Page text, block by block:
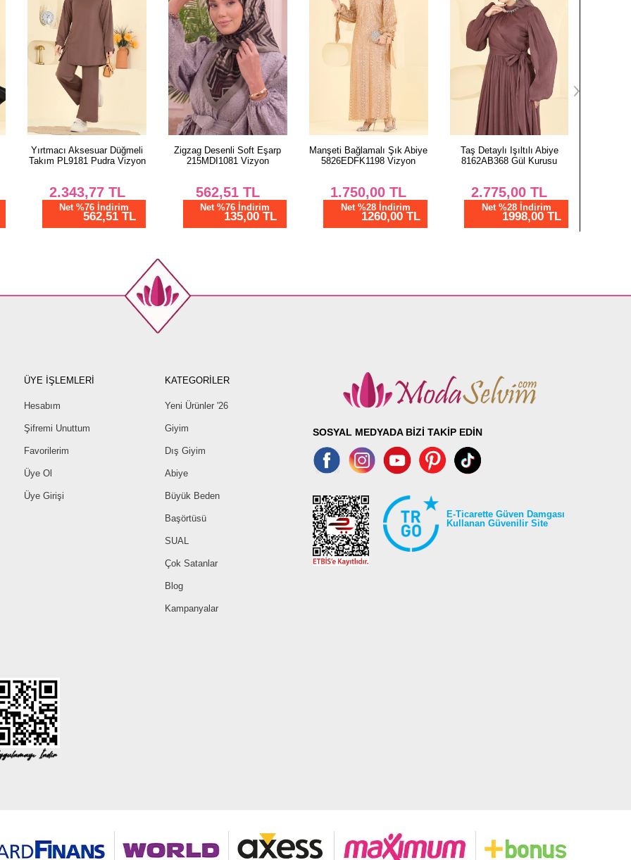
Zigzag Desenli Soft Eşarp
215MDI1081 Vizyon
562,51TL
Net %76 İndirim
135,00 TL
Manşeti Bağlamalı Şık Abiye
5826EDFK1198 Vizyon
1.750,00TL
Net %28 İndirim
1260,00 TL
Taş Detaylı Işıltılı Abiye
8162AB368 Gül Kurusu
2.775,00 TL
Net %28 İndirim
1998,00 TL
Taş Detaylı Işıltılı Abiye
8162AB368 Siyah
2.775,00 TL
Net %28 İndirim
1998,00 TL
ÜYE İŞLEMLERİ
Hesabım
Şifremi Unuttum
Favorilerim
Üye Ol
Üye Girişi
KATEGORİLER
Yeni Ürünler '26
Giyim
Dış Giyim
Abiye
Büyük Beden
Başörtüsü
SUAL
Çok Satanlar
Blog
Kampanyalar
SOSYAL MEDYADA BİZİ TAKİP EDİN
E-Ticarette Güven Damgası
Kullanan Güvenilir Site